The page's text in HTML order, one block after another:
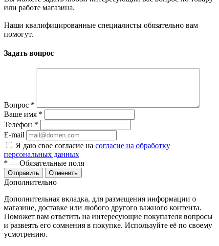
или работе магазина.
Наши квалифицированные специалисты обязательно вам
помогут.
Задать вопрос
Вопрос *
Ваше имя *
Телефон *
E-mail
Я даю свое согласие на согласие на обработку
персональных данных
* — Обязательные поля
Отменить
Дополнительно
Дополнительная вкладка, для размещения информации о
магазине, доставке или любого другого важного контента.
Поможет вам ответить на интересующие покупателя вопросы
и развеять его сомнения в покупке. Используйте её по своему
усмотрению.